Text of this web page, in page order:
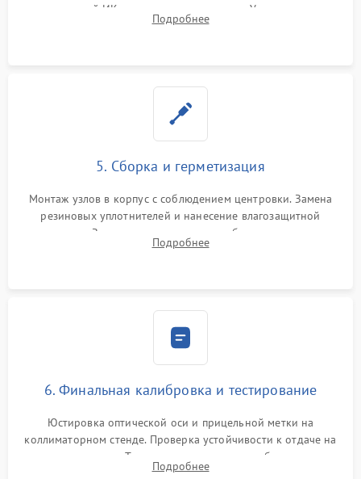
неисправной ИК-подсветки или матрицы. Ультразвуковая
очистка плат и удаление загрязнений с линз объектива и
Подробнее
5. Сборка и герметизация
Монтаж узлов в корпус с соблюдением центровки. Замена
резиновых уплотнителей и нанесение влагозащитной
смазки. Заполнение внутреннего объема прицела
осушенным азотом для предотвращения запотевания оптики
Подробнее
6. Финальная калибровка и тестирование
Юстировка оптической оси и прицельной метки на
коллиматорном стенде. Проверка устойчивости к отдаче на
ударном стенде. Тестирование качества изображения в
темноте, дальности обнаружения и корректной работы всех
Подробнее